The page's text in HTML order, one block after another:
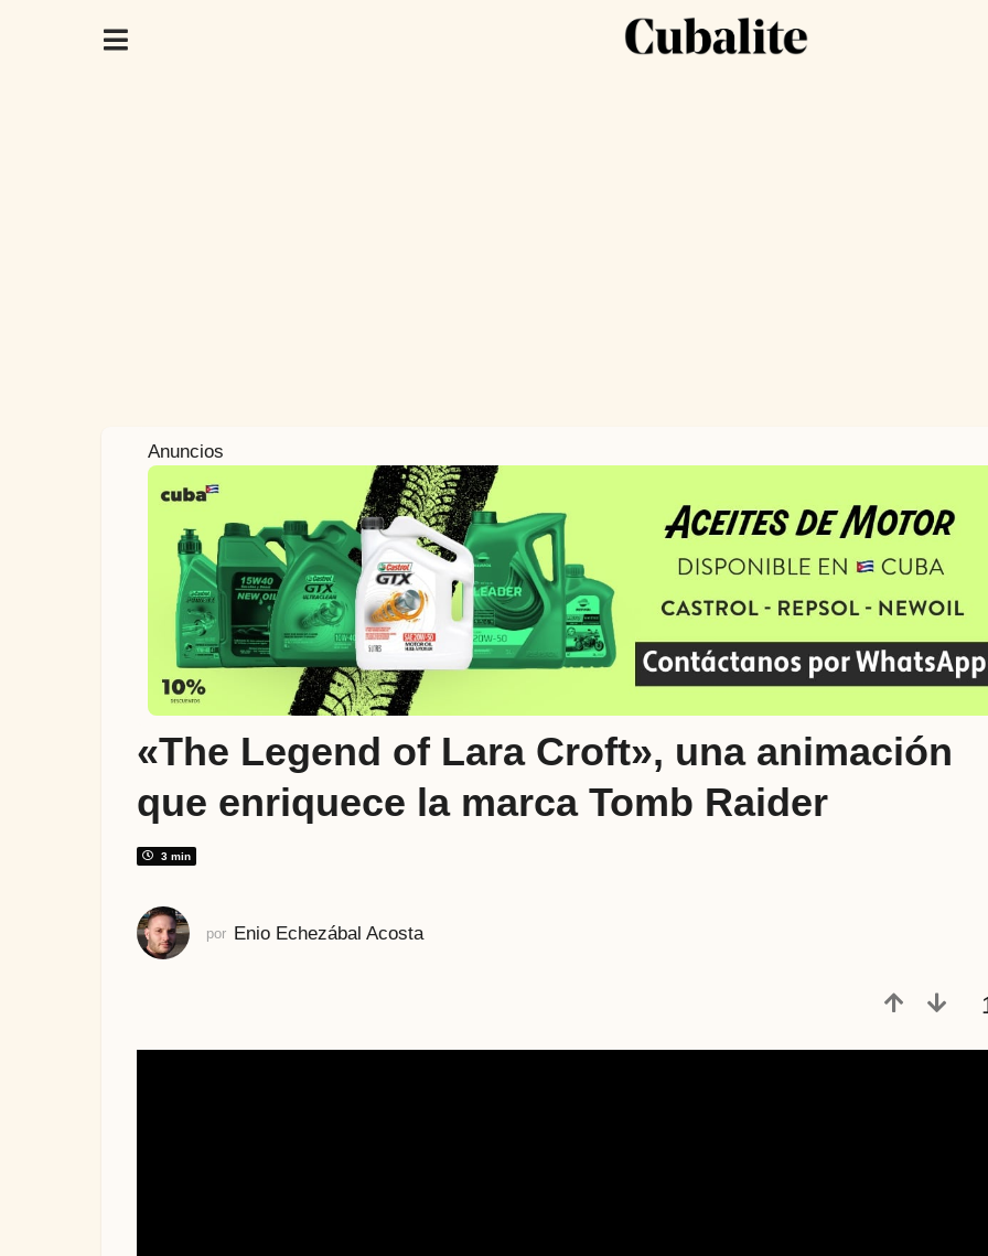
a
o
a
á
Anuncios
«The Legend of Lara Croft», una animación
que enriquece la marca Tomb Raider
3 min
por Enio Echezábal Acosta